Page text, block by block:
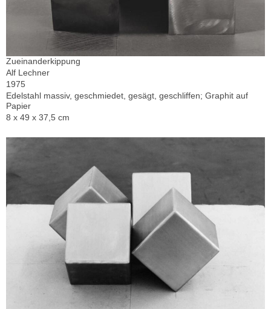
Zueinanderkippung
Alf Lechner
1975
Edelstahl massiv, geschmiedet, gesägt, geschliffen; Graphit auf
Papier
8 x 49 x 37,5 cm